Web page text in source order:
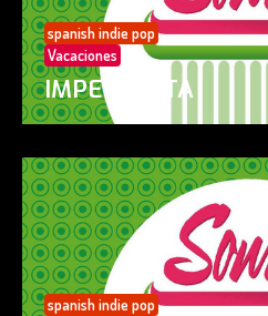
spanish indie pop
Vacaciones
IMPERFECTA
spanish indie pop